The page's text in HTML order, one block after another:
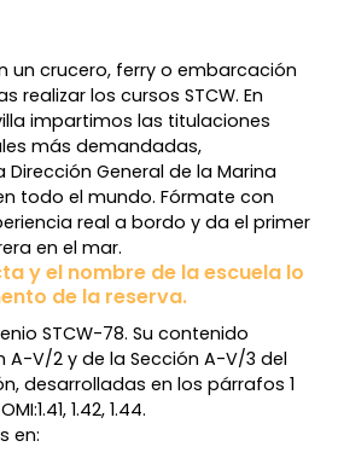
un crucero, ferry o embarcación
realizar los cursos STCW. En
impartimos las titulaciones
más demandadas,
General de la Marina
todo el mundo. Fórmate con
real a bordo y da el primer
en el mar.
y el nombre de la escuela lo
de la reserva.
STCW-78. Su contenido
A-V/2 y de la Sección A-V/3 del
desarrolladas en los párrafos 1
1.42, 1.44.
en: